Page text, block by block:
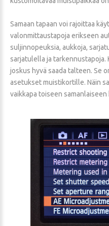
Samaan tapaan voi rajoittaa
valonmittaustapoja erikseen
suljinnopeuksia, aukkoja,
sarjatulella ja tarkennustapoja.
joskus hyvä saada talteen. Se
asetukset muistikortille. Näin
vaikkapa toiseen samanlaiseen